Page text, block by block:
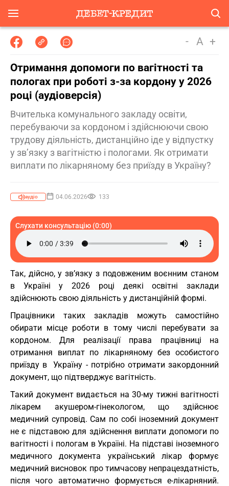
- A +
Отримання допомоги по вагітності та
пологах при роботі з-за кордону у 2026
році (аудіоверсія)
Вчителька комунального закладу освіти,
перебуваючи за кордоном і здійснюючи свою
трудову діяльність, дистанційно іде у відпустку
у зв’язку з вагітністю і пологами. Як отримати
виплати по лікарняному без приїзду в Україну?
аудіо 04.06.2026 133
Слухати консультацію (0:00)
Так, дійсно, у зв’язку з подовженим воєнним станом
в Україні у 2026 році деякі освітні заклади
здійснюють свою діяльність у дистанційній формі.
Працівники таких закладів можуть самостійно
обирати місце роботи в тому числі перебувати за
кордоном. Для реалізації права працівниці на
отримання виплат по лікарняному без особистого
приїзду в Україну - потрібно отримати закордонний
документ, що підтверджує вагітність.
Такий документ видається на 30-му тижні вагітності
лікарем акушером-гінекологом, що здійснює
медичний супровід. Сам по собі іноземний документ
не є підставою для здійснення виплати допомоги по
вагітності і пологам в Україні. На підставі іноземного
медичного документа український лікар формує
медичний висновок про тимчасову непрацездатність,
після чого автоматично формується е-лікарняний.